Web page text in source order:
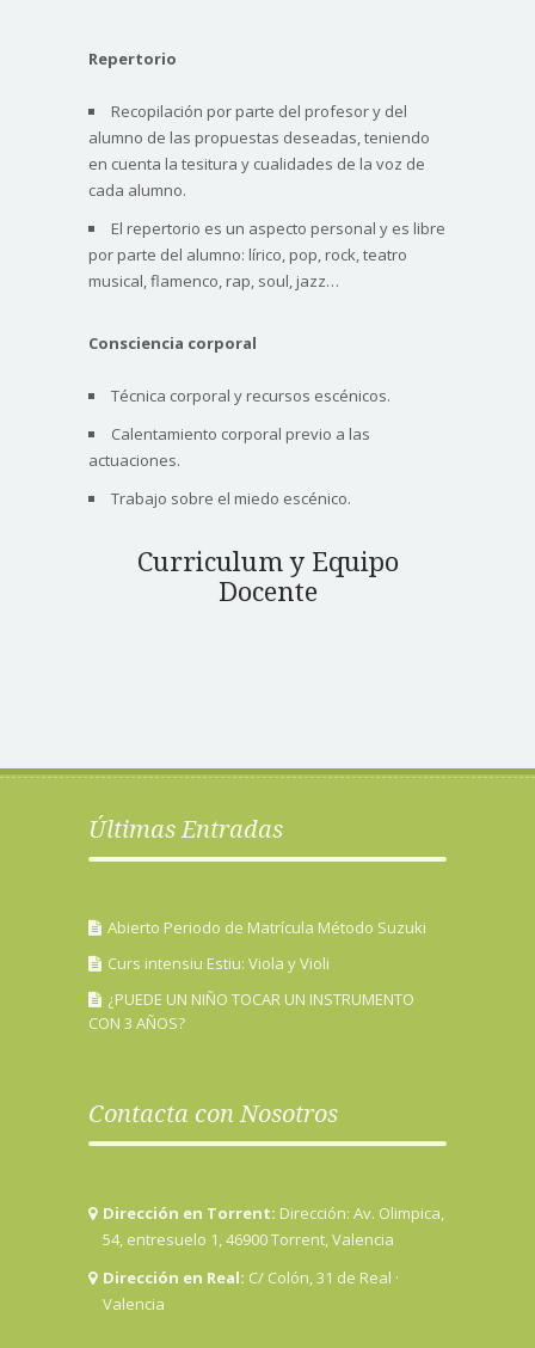
Repertorio
Recopilación por parte del profesor y del
alumno de las propuestas deseadas, teniendo
en cuenta la tesitura y cualidades de la voz de
cada alumno.
El repertorio es un aspecto personal y es libre
por parte del alumno: lírico, pop, rock, teatro
musical, flamenco, rap, soul, jazz…
Consciencia corporal
Técnica corporal y recursos escénicos.
Calentamiento corporal previo a las
actuaciones.
Trabajo sobre el miedo escénico.
Curriculum y Equipo
Docente
Últimas Entradas
Abierto Periodo de Matrícula Método Suzuki
Curs intensiu Estiu: Viola y Violi
¿PUEDE UN NIÑO TOCAR UN INSTRUMENTO
CON 3 AÑOS?
Contacta con Nosotros
Dirección en Torrent: Dirección: Av. Olimpica,
54, entresuelo 1, 46900 Torrent, Valencia
Dirección en Real: C/ Colón, 31 de Real ·
Valencia